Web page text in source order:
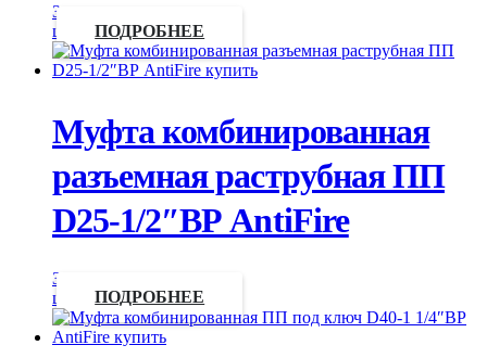
Запросить
цену
ПОДРОБНЕЕ
Муфта комбинированная
разъемная раструбная ПП
D25-1/2″ВР AntiFire
Запросить
цену
ПОДРОБНЕЕ